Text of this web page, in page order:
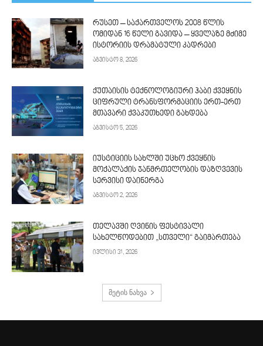
რუსეთ – საქართველოს 2008 წლის
ომიდან 16 წელი გავიდა – ყველაზე მძიმე
ისტორიის დრამატული კადრები
აგვისტო 8, 2026
ქუთაისის ტექნოლოგიური ჰაბი ქვეყნის
ციფრული ტრანსფორმაციის ერთ-ერთ
მთავარი ქვაკუთხედი გახდება
აგვისტო 5, 2026
იუსტიციის სახლში უცხო ქვეყნის
მოქალაქის ჯანმრთელობის დაზღვევის
სერვისი დაინერგა
აგვისტო 2, 2026
თელავში ღვინის ფესტივალი
სახელწოდებით „სთველი“ გაიმართება
ივლისი 31, 2026
მეტის ნახვა